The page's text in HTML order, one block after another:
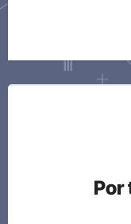
Por